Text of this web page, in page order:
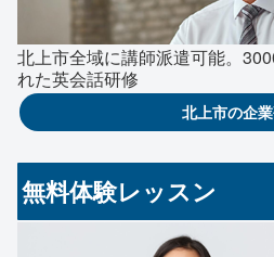
北上市全域に講師派遣可能。
れた英会話研修
北上市の企
無料体験レッスン